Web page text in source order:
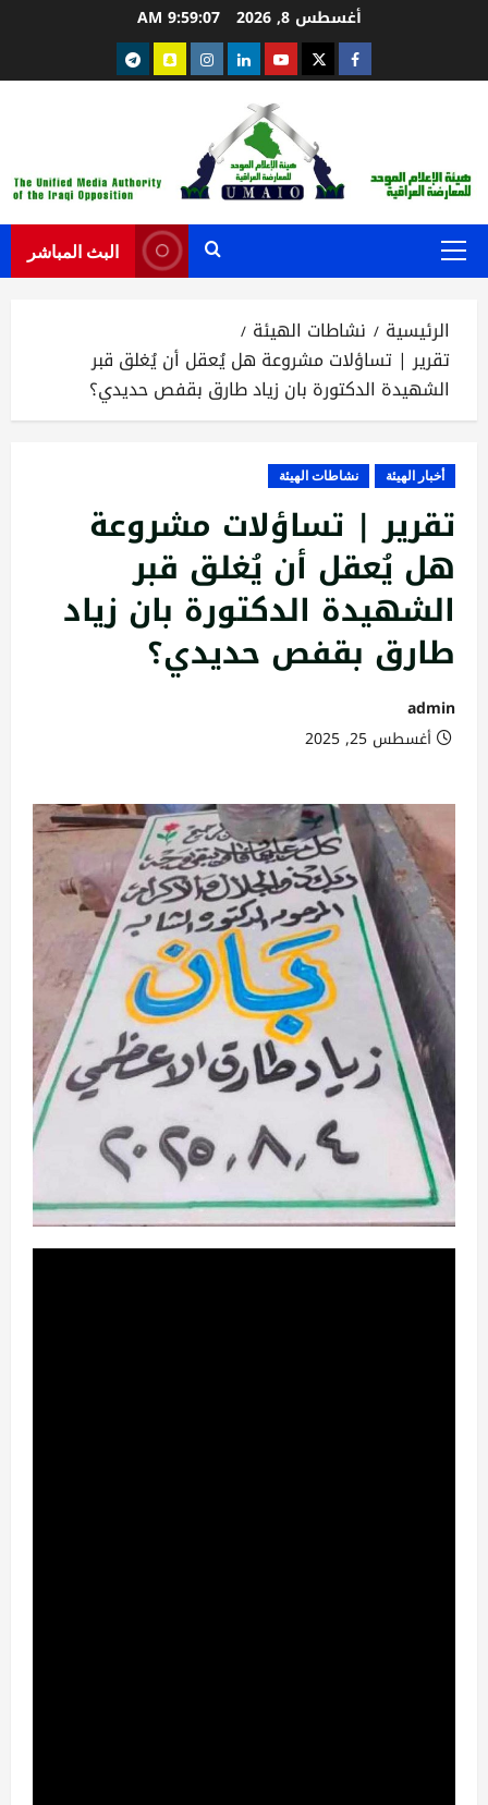
المحتوى
أغسطس 8, 2026 9:59:07 AM
facebook
Twitter
youtube
Linkedin
instagram
snapchat
Telegram
القائمة
البث المباشر
الرئيسية
نشاطات الهيئة
تقرير | تساؤلات مشروعة هل يُعقل أن يُغلق قبر
الشهيدة الدكتورة بان زياد طارق بقفص حديدي؟
أخبار الهيئة نشاطات الهيئة
تقرير | تساؤلات مشروعة
هل يُعقل أن يُغلق قبر
الشهيدة الدكتورة بان زياد
طارق بقفص حديدي؟
admin
أغسطس 25, 2025